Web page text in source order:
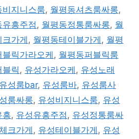
비지니스룸, 월평동셔츠룸싸롱,
유흥주점 , 월평동정통룸싸롱, 월
크가게 , 월평동테이블가게 , 월평
블릭가라오케, 월평동퍼블릭룸
릭 , 유성가라오케 , 유성노래
유성룸bar, 유성룸바, 유성룸사
룸싸롱, 유성비지니스룸, 유성
흥, 유성유흥주점 , 유성정통룸싸
크가게 , 유성테이블가게 , 유성